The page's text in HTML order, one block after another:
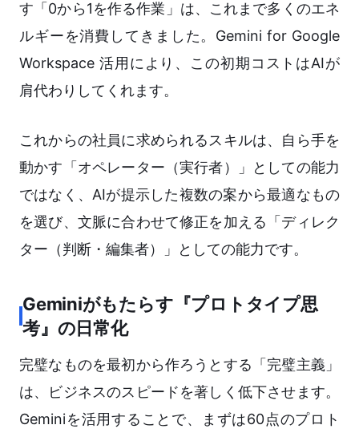
す「0から1を作る作業」は、これまで多くのエネ
ルギーを消費してきました。Gemini for Google
Workspace 活用により、この初期コストはAIが
肩代わりしてくれます。
これからの社員に求められるスキルは、自ら手を
動かす「オペレーター（実行者）」としての能力
ではなく、AIが提示した複数の案から最適なもの
を選び、文脈に合わせて修正を加える「ディレク
ター（判断・編集者）」としての能力です。
Geminiがもたらす『プロトタイプ思
考』の日常化
完璧なものを最初から作ろうとする「完璧主義」
は、ビジネスのスピードを著しく低下させます。
Geminiを活用することで、まずは60点のプロト